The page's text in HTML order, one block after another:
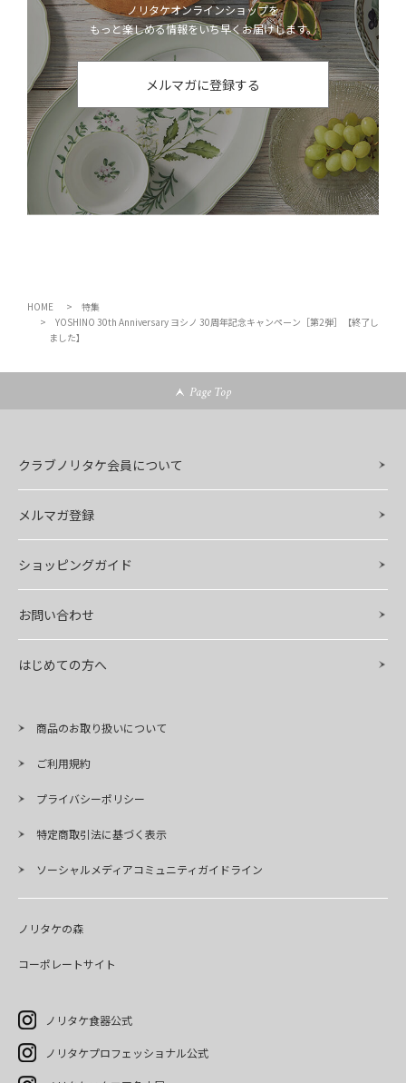
ノリタケオンラインショップを
もっと楽しめる情報をいち早くお届けします。
メルマガに登録する
HOME
特集
YOSHINO 30th Anniversary ヨシノ 30周年記念キャンペーン［第2弾］【終了し
ました】
Page Top
クラブノリタケ会員について
メルマガ登録
ショッピングガイド
お問い合わせ
はじめての方へ
商品のお取り扱いについて
ご利用規約
プライバシーポリシー
特定商取引法に基づく表示
ソーシャルメディアコミュニティガイドライン
ノリタケの森
コーポレートサイト
ノリタケ食器公式
ノリタケプロフェッショナル公式